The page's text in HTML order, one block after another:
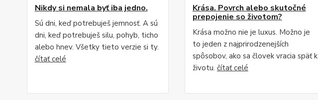
Nikdy si nemala byť iba jedno.
Sú dni, keď potrebuješ jemnosť. A sú
dni, keď potrebuješ silu, pohyb, ticho
alebo hnev. Všetky tieto verzie si ty.
čítať celé
Krása. Povrch alebo skutočné
prepojenie so životom?
Krása možno nie je luxus. Možno je
to jeden z najprirodzenejších
spôsobov, ako sa človek vracia späť k
životu. čítať celé